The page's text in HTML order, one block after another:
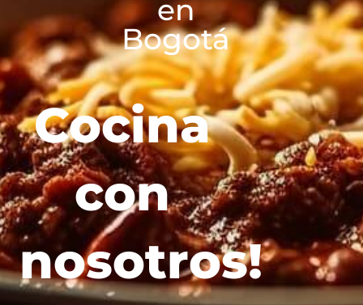
en
Bogotá
Cocina
con
nosotros!